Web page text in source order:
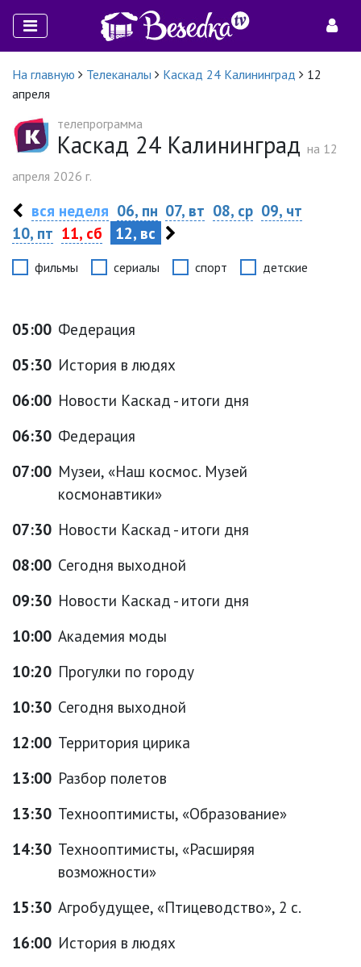
На главную Телеканалы Каскад 24 Калининград
12
апреля
телепрограмма
Каскад 24 Калининград на 12
апреля 2026 г.
вся неделя 06, пн 07, вт 08, ср 09, чт
10, пт 11, сб 12, вс
фильмы сериалы спорт детские
05:00 Федерация
05:30 История в людях
06:00 Новости Каскад - итоги дня
06:30 Федерация
07:00 Музеи, «Наш космос. Музей
космонавтики»
07:30 Новости Каскад - итоги дня
08:00 Сегодня выходной
09:30 Новости Каскад - итоги дня
10:00 Академия моды
10:20 Прогулки по городу
10:30 Сегодня выходной
12:00 Территория цирика
13:00 Разбор полетов
13:30 Технооптимисты, «Образование»
14:30 Технооптимисты, «Расширяя
возможности»
15:30 Агробудущее, «Птицеводство», 2 с.
16:00 История в людях